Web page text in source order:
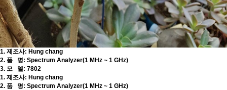
1. 제조사: Hung chang
2. 품 명: Spectrum Analyzer(1 MHz ~ 1 GHz)
3. 모 델: 7802
1. 제조사: Hung chang
2. 품 명: Spectrum Analyzer(1 MHz ~ 1 GHz)